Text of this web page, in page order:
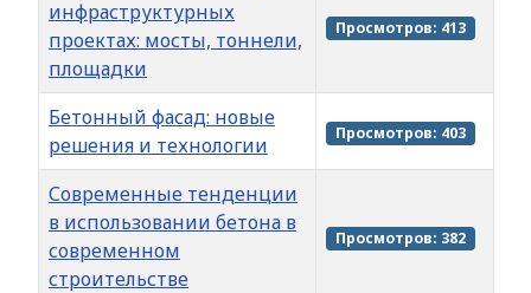
инфраструктурных
проектах: мосты, тоннели,
площадки
Просмотров: 413
Бетонный фасад: новые
решения и технологии
Просмотров: 403
Современные тенденции
в использовании бетона в
современном
строительстве
Просмотров: 382